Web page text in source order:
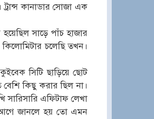
ট্রান্স কানাডার সোজা এক
সাড়ে পাঁচ হাজার
চলেছি তখন।
সিটি ছাড়িয়ে ছোট
বেশি কিছু করার ছিল না।
সারিসারি এফিটাফ লেখা
! আগে জানলে হয় তো এমন